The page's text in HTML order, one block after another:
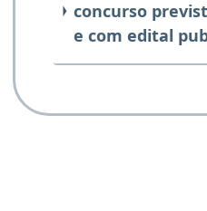
concurso
e com edital